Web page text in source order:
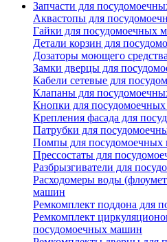
Запчасти для
Аквастопы для
Гайки для посудомоечных
Детали корзин для
Дозаторы моющего
Замки дверцы для
Кабели сетевые для
Клапаны для
Кнопки для
Крепления фасада для
Патрубки для
Помпы для посудомоечных
Прессостаты для
Разбрызгиватели для
Расходомеры воды
машин
Ремкомплект поддона для
Ремкомплект
посудомоечных машин